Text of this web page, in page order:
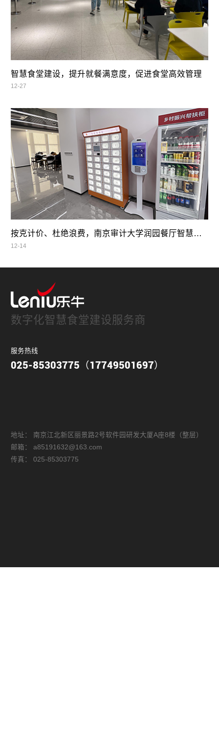
智慧食堂建设，提升就餐满意度，促进食堂高效管理
12-27
按克计价、杜绝浪费，南京审计大学润园餐厅智慧自助餐
12-14
数字化智慧食堂建设服务商
服务热线
025-85303775（17749501697）
地址：
南京江北新区丽景路2号软件园研发大厦A座8楼（整层）
邮箱：
a85191632@163.com
传真：
025-85303775